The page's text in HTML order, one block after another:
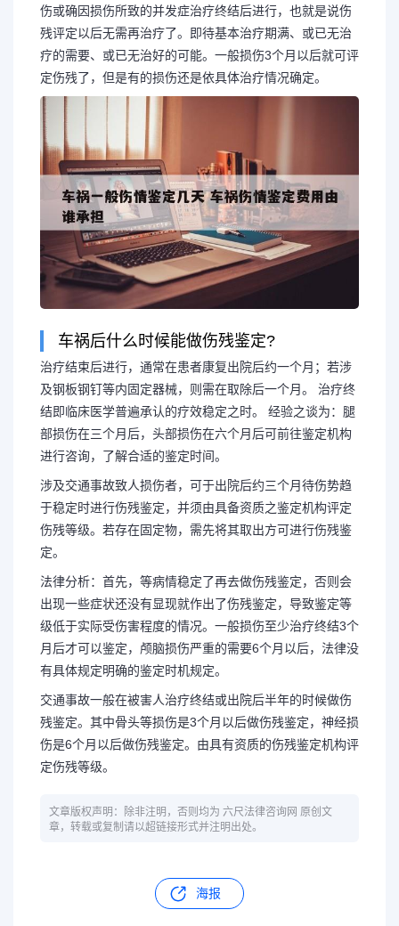
伤或确因损伤所致的并发症治疗终结后进行，也就是说伤
残评定以后无需再治疗了。即待基本治疗期满、或已无治
疗的需要、或已无治好的可能。一般损伤3个月以后就可评
定伤残了，但是有的损伤还是依具体治疗情况确定。
车祸后什么时候能做伤残鉴定?
治疗结束后进行，通常在患者康复出院后约一个月；若涉
及钢板钢钉等内固定器械，则需在取除后一个月。 治疗终
结即临床医学普遍承认的疗效稳定之时。 经验之谈为：腿
部损伤在三个月后，头部损伤在六个月后可前往鉴定机构
进行咨询，了解合适的鉴定时间。
涉及交通事故致人损伤者，可于出院后约三个月待伤势趋
于稳定时进行伤残鉴定，并须由具备资质之鉴定机构评定
伤残等级。若存在固定物，需先将其取出方可进行伤残鉴
定。
法律分析：首先，等病情稳定了再去做伤残鉴定，否则会
出现一些症状还没有显现就作出了伤残鉴定，导致鉴定等
级低于实际受伤害程度的情况。一般损伤至少治疗终结3个
月后才可以鉴定，颅脑损伤严重的需要6个月以后，法律没
有具体规定明确的鉴定时机规定。
交通事故一般在被害人治疗终结或出院后半年的时候做伤
残鉴定。其中骨头等损伤是3个月以后做伤残鉴定，神经损
伤是6个月以后做伤残鉴定。由具有资质的伤残鉴定机构评
定伤残等级。
文章版权声明：除非注明，否则均为 六尺法律咨询网 原创文
章，转载或复制请以超链接形式并注明出处。
海报